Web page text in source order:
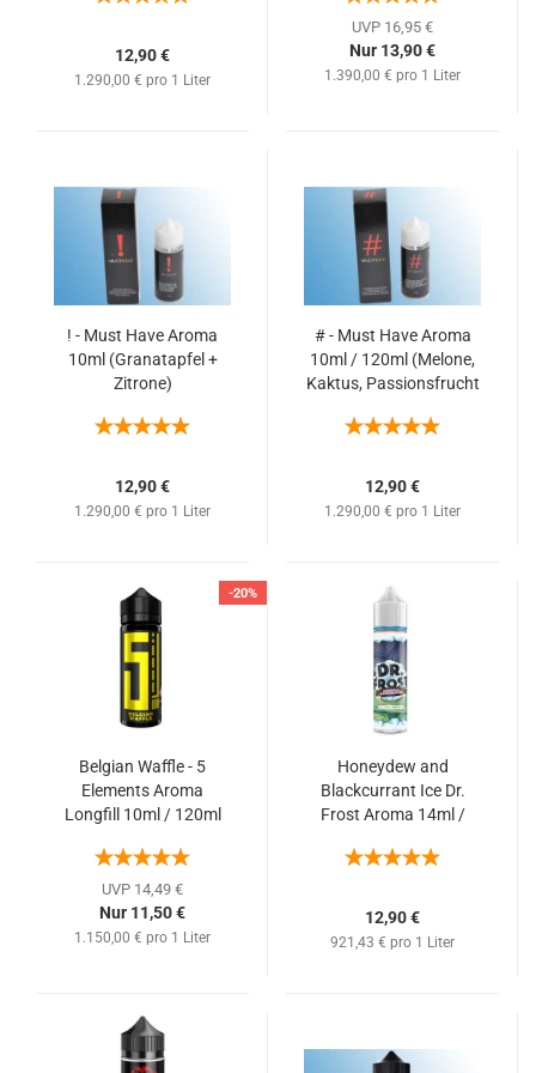
12,90 €
1.290,00 € pro 1 Liter
UVP 16,95 €
Nur 13,90 €
1.390,00 € pro 1 Liter
! - Must Have Aroma
10ml (Granatapfel +
Zitrone)
12,90 €
1.290,00 € pro 1 Liter
# - Must Have Aroma
10ml / 120ml (Melone,
Kaktus, Passionsfrucht
12,90 €
1.290,00 € pro 1 Liter
-20%
Belgian Waffle - 5
Elements Aroma
Longfill 10ml / 120ml
einer Portion Vanille)
UVP 14,49 €
Nur 11,50 €
1.150,00 € pro 1 Liter
Honeydew and
Blackcurrant Ice Dr.
Frost Aroma 14ml /
Johannisbeere mit
12,90 €
921,43 € pro 1 Liter